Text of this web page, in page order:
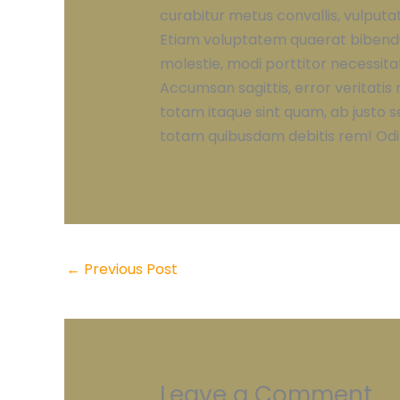
curabitur metus convallis,
Etiam voluptatem quaerat
molestie, modi porttitor
Accumsan sagittis, error veritatis
totam itaque sint quam, ab justo
totam quibusdam debitis rem!
← Previous Post